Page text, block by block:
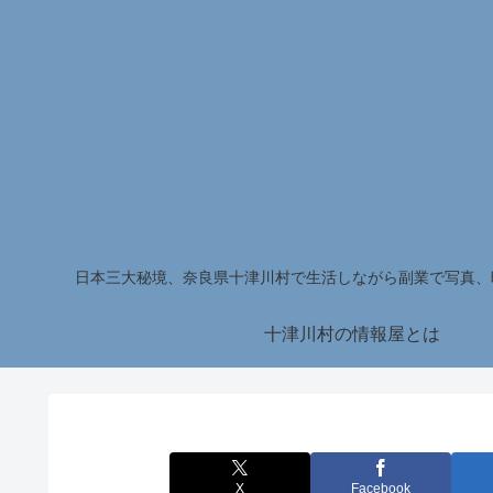
日本三大秘境、奈良県十津川村で生活しながら副業で写真
十津川村の情報屋とは
X Facebook